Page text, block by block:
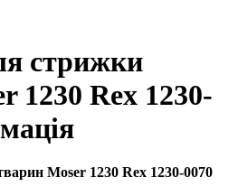
стрижки
1230 Rex 1230-
Moser 1230 Rex 1230-0070